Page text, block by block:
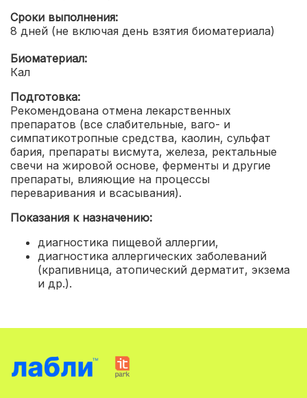
Сроки выполнения:
8 дней (не включая день взятия биоматериала)
Биоматериал:
Кал
Подготовка:
Рекомендована отмена лекарственных
препаратов (все слабительные, ваго- и
симпатикотропные средства, каолин, сульфат
бария, препараты висмута, железа, ректальные
свечи на жировой основе, ферменты и другие
препараты, влияющие на процессы
переваривания и всасывания).
Показания к назначению:
диагностика пищевой аллергии,
диагностика аллергических заболеваний
(крапивница, атопический дерматит, экзема
и др.).